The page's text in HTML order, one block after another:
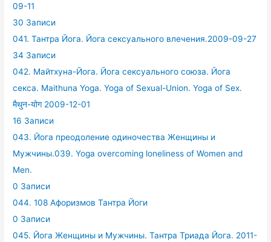
09-11
30 Записи
041. Тантра Йога. Йога сексуального влечения.2009-09-27
34 Записи
042. Майтхуна-Йога. Йога сексуального союза. Йога
секса. Maithuna Yoga. Yoga of Sexual-Union. Yoga of Sex.
मैथुन-योग 2009-12-01
16 Записи
043. Йога преодоление одиночества Женщины и
Мужчины.039. Yoga overcoming loneliness of Women and
Men.
0 Записи
044. 108 Афоризмов Тантра Йоги
0 Записи
045. Йога Женщины и Мужчины. Тантра Триада Йога. 2011-